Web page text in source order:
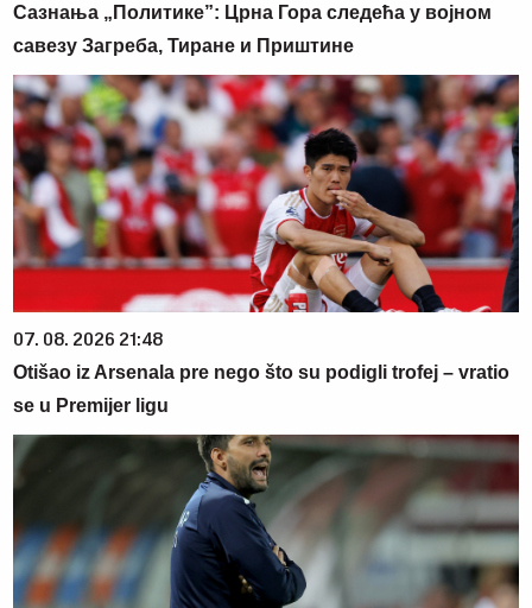
Сазнања „Политике”: Црна Гора следећа у војном
савезу Загреба, Тиране и Приштине
07. 08. 2026 21:48
Otišao iz Arsenala pre nego što su podigli trofej – vratio
se u Premijer ligu